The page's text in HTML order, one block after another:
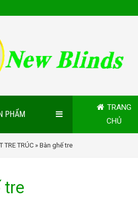
PHẨM
TRANG
CHỦ
TRE TRÚC » Bàn ghế tre
tre